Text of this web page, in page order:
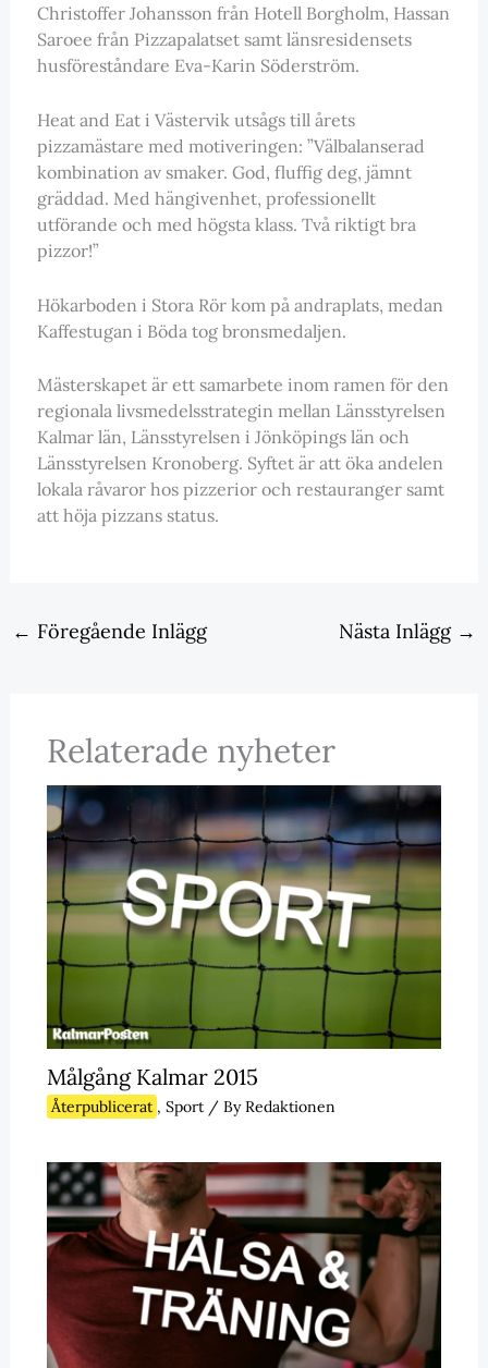
Christoffer Johansson från Hotell Borgholm, Hassan
Saroee från Pizzapalatset samt länsresidensets
husföreståndare Eva-Karin Söderström.
Heat and Eat i Västervik utsågs till årets
pizzamästare med motiveringen: ”Välbalanserad
kombination av smaker. God, fluffig deg, jämnt
gräddad. Med hängivenhet, professionellt
utförande och med högsta klass. Två riktigt bra
pizzor!”
Hökarboden i Stora Rör kom på andraplats, medan
Kaffestugan i Böda tog bronsmedaljen.
Mästerskapet är ett samarbete inom ramen för den
regionala livsmedelsstrategin mellan Länsstyrelsen
Kalmar län, Länsstyrelsen i Jönköpings län och
Länsstyrelsen Kronoberg. Syftet är att öka andelen
lokala råvaror hos pizzerior och restauranger samt
att höja pizzans status.
← Föregående Inlägg Nästa Inlägg →
Relaterade nyheter
Målgång Kalmar 2015
Återpublicerat , Sport/ ByRedaktionen